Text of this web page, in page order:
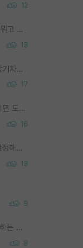
12
능력없는박사 란 말이지 뭐. 능력이 뭐고 능력이 있다는게 뭔지는 사람마다 기준이 다르니까 얘기해봐야 서로 자기 기준만 얘기해서 논쟁이 끝이 안나고. 주위에서 능력있고 야심있는 신입생이 교수가 유의미한 피드백을 아예 안주면서 제대로된 과제에 참여해볼 기회도 제공하지 않고 잡일 뺑뺑이만 돌려서 맨날 단순작업만 하면서 밤새다가 눈빛이 점점 죽어가는걸 본 사람은 물박사는 교수탓이라고 하고, 교수는 이것저것 알려도 주고 기회도 주고 사수 동기 붙여주면서 어떻게든 끌고가려고 하는데 본인이 매일 뺀질거리면서 출근 하는둥마는둥 하다가 기껏 와서도 폰이나 쳐다보다가 실험 망치고 저녁약속있어서 먼저 가볼게요~ 하는걸 본 사람은 물박사는 본인탓이라고 함.
13
가지마라. 신생랩이고 내가 석사 3학기차인데 최고참인데 나도 아무것도 모르는데 교수가 후배들 왜 논문 교육 안시키냐. 논문 왜 안 써오냐 닦달한다
17
신생랩+젊은 교수 이게 ㄹㅇ 모 아니면 도인듯.
16
ML 대부분이 골드 스탠다드 하나 상정해놓고 (벤치마크 데이터셋이 여러 개면 여러 개 상정) 그거 얼마나 잘 맞추나 싸움임 가끔 번뜩이는 설계 철학을 보여주는 논문들도 있지만 대부분 그거 성적 얼마나 더 올리느라에 혈안이 되어 있는 측면이 잇음
13
9
open ai가 ai대장아님? 그럼 쟤가 하는 말이 다 맞겠네
8